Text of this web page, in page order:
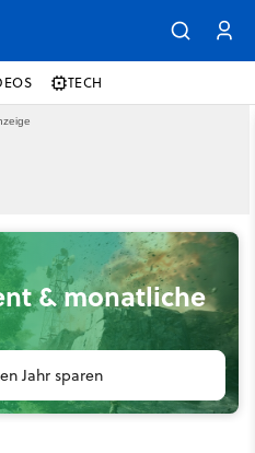
TECH
& monatliche
Jahr sparen